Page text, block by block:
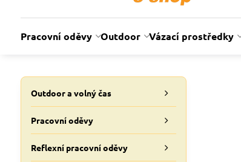
Pracovní oděvy Outdoor Vázací prostředky
Outdoor a volný čas
Pracovní oděvy
Reflexní pracovní oděvy